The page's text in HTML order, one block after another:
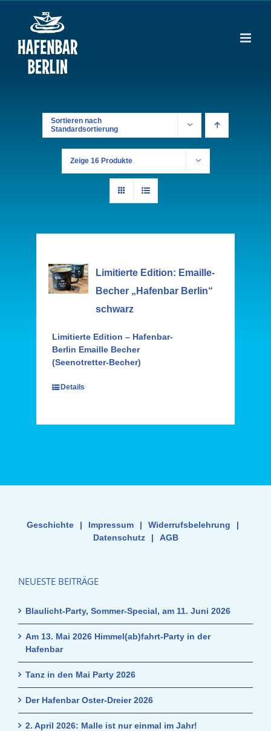
springen
Sortieren nach
Standardsortierung
Zeige 16 Produkte
Limitierte Edition: Emaille-
Becher „Hafenbar Berlin“
schwarz
Limitierte Edition – Hafenbar-
Berlin Emaille Becher
(Seenotretter-Becher)
Details
Geschichte | Impressum | Widerrufsbelehrung
|
Datenschutz
| AGB
NEUESTE BEITRÄGE
Blaulicht-Party, Sommer-Special, am 11. Juni 2026
Am 13. Mai 2026 Himmel(ab)fahrt-Party in der
Hafenbar
Tanz in den Mai Party 2026
Der Hafenbar Oster-Dreier 2026
2. April 2026: Malle ist nur einmal im Jahr!